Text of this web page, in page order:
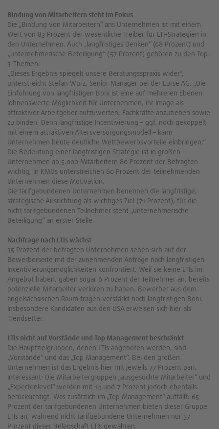
Bindung von Mitarbeitern steht im Fokus
Die „Bindung von Mitarbeitern“ ans Unternehmen ist mit einem
Wert von 83 Prozent der wesentliche Treiber für LTI-Strategien in
den Unternehmen. Auch „langfristiges Denken“ (68 Prozent) und
„unternehmerische Beteiligung“ (57 Prozent) gehören zu den Top-
3-Themen.
„Dieses Ergebnis spiegelt unsere Beratungsspraxis wider“,
unterstreicht Stefan Würz, Senior Manager bei der Lurse AG. „Die
Einführung von langfristigen Boni ist eine auf mehreren Ebenen
lohnenswerte Möglichkeit für Unternehmen, ihr Image als
attraktiver Arbeitgeber aufzuwerten, Fachkräfte anzuziehen sowie
zu binden. Denn langfristige Incentivierung – ggf. noch gekoppelt
mit einem attraktiven Altersversorgungsmodell – kann
Unternehmen heute deutliche Wettbewerbsvorteile einbringen.“
Die Bedeutung einer langfristigen Strategie ist in großen
Unternehmen ab 5.000 Mitarbeitern 80 Prozent der Befragten
wichtig, in KMUs unterstreichen 60 Prozent der teilnehmenden
Unternehmen diese Motivation.
Die tarifgebundenen Unternehmen benennen die langfristige,
strategische Ausrichtung als wichtiges Ziel (71 Prozent), für die
nicht tarifgebundenen Teilnehmer steht „unternehmerische
Beteiligung“ an erster Stelle.
Nachfrage nach LTIs wächst
35 Prozent der befragten Unternehmen sehen sich auf der
Bewerberseite mit der zunehmenden Anfrage nach langfristigen
Incentivierungsmöglichkeiten konfrontiert. Weil sie keine LTIs im
Angebot haben, gaben sogar 6 Prozent der Teilnehmer an, bereits
potenzielle Mitarbeiter verloren zu haben. Bewerber aus dem
angelsächsischen Raum fragen verstärkt nach langfristigen Boni.
Insbesondere Kandidaten aus den USA erweisen sich hier als
Trendsetter.
LTIs nicht auf Vorstände und Top Management beschränkt
Die Hauptzielgruppen, denen LTIs angeboten werden, sind
„Vorstände“ und das „Top Management“. Bei den großen
Unternehmen ist das Ergebnis hier mit jeweils 77 Prozent pari.
Interessant: Die Mitarbeitergruppen „ausgesuchte Mitarbeiter“ und
„Expertenlevel“ werden mit 14 und 7 Prozent jedoch ebenfalls
berücksichtigt. Was zusätzlich im „Top Management“ auffällt: 65
Prozent der tarifgebundenen Unternehmen bieten dieser Gruppe
LTIs an, während nicht tarifgebundene Unternehmen nur 57
Prozent dieser Belegschaft LTIs gewähren.